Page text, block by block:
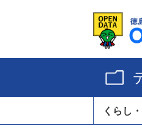
くらし